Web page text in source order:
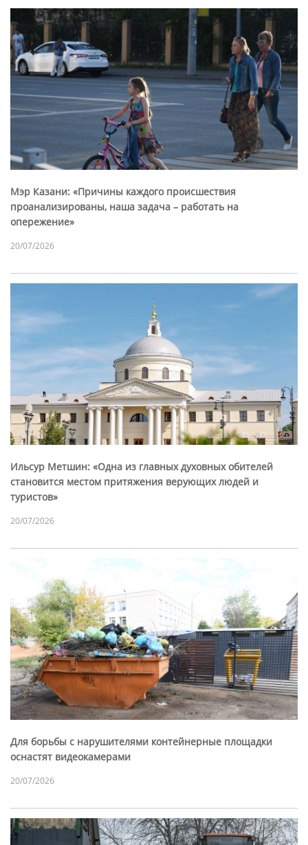
Мэр Казани: «Причины каждого происшествия
проанализированы, наша задача – работать на
опережение»
20/07/2026
Ильсур Метшин: «Одна из главных духовных обителей
становится местом притяжения верующих людей и
туристов»
20/07/2026
Для борьбы с нарушителями контейнерные площадки
оснастят видеокамерами
20/07/2026